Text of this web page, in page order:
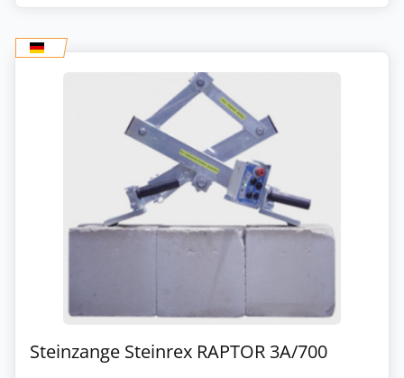
Steinzange Steinrex RAPTOR 3A/700